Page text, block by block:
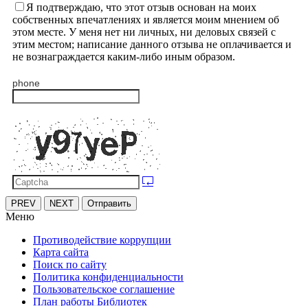
Я подтверждаю, что этот отзыв основан на моих
собственных впечатлениях и является моим мнением об
этом месте. У меня нет ни личных, ни деловых связей с
этим местом; написание данного отзыва не оплачивается и
не вознаграждается каким-либо иным образом.
phone
PREV NEXT Отправить
Меню
Противодействие коррупции
Карта сайта
Поиск по сайту
Политика конфиденциальности
Пользовательское соглашение
План работы Библиотек